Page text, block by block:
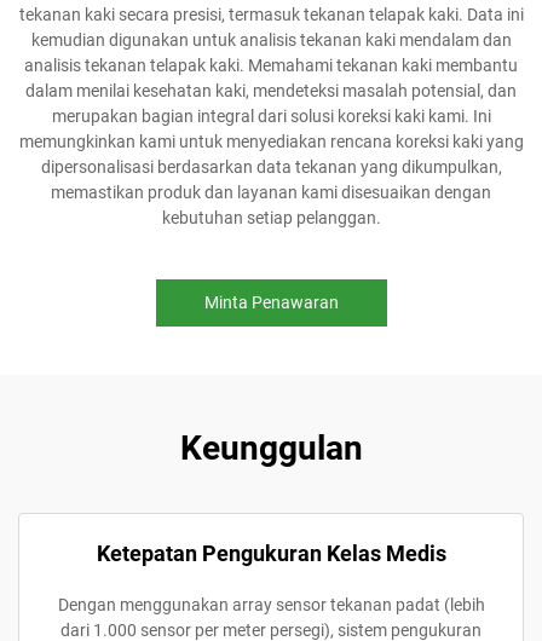
tekanan kaki secara presisi, termasuk tekanan telapak kaki. Data ini
kemudian digunakan untuk analisis tekanan kaki mendalam dan
analisis tekanan telapak kaki. Memahami tekanan kaki membantu
dalam menilai kesehatan kaki, mendeteksi masalah potensial, dan
merupakan bagian integral dari solusi koreksi kaki kami. Ini
memungkinkan kami untuk menyediakan rencana koreksi kaki yang
dipersonalisasi berdasarkan data tekanan yang dikumpulkan,
memastikan produk dan layanan kami disesuaikan dengan
kebutuhan setiap pelanggan.
Minta Penawaran
Keunggulan
Ketepatan Pengukuran Kelas Medis
Dengan menggunakan array sensor tekanan padat (lebih
dari 1.000 sensor per meter persegi), sistem pengukuran